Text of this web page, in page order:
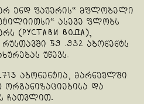
ენდ ფაუერის“ მფლობელი
ასევე ფლობს
(Рустави вода),
59 .932 აბონენტს
უწევს.
აბონენტია, მარნეულში
ორგანიზაციებისა და
ჩათვლით.